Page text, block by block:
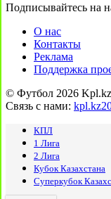
Подписывайтесь на
О нас
Контакты
Реклама
Поддержка
© Футбол 2026 Kpl.kz
Связь с нами:
КПЛ
1 Лига
2 Лига
Кубок Казахстана
Суперкубок